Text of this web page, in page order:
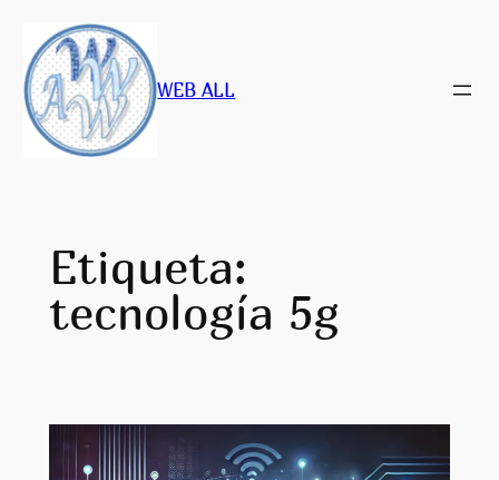
contenido
WEB ALL
Etiqueta:
tecnología 5g